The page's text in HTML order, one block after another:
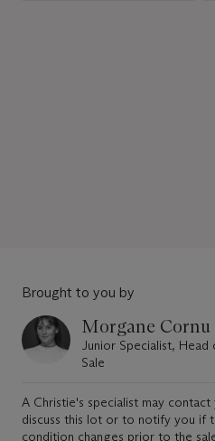
Brought to you by
Morgane Cornu
Junior Specialist, Head
Sale
A Christie's specialist may
discuss this lot or to notify you if
condition changes prior to the